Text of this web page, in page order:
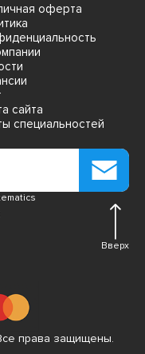
оферта
сайта
специальностей
Вверх
права защищены.